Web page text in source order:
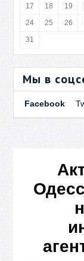
17
18 19
24
25 26
31
Мы в
Facebook